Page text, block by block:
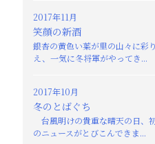
2017年11月
笑顔の新酒
銀杏の黄色い葉が里の山々に彩
え、一気に冬将軍がやってき...
2017年10月
冬のとばぐち
台風明けの貴重な晴天の日、
のニュースがとびこんできま...